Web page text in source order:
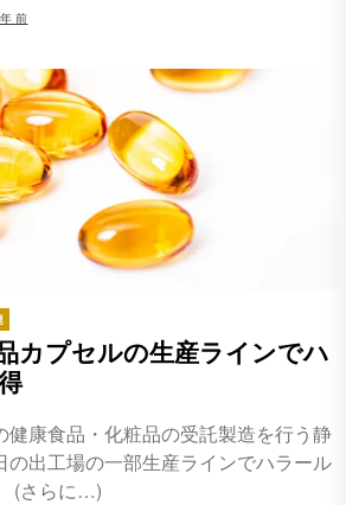
前
カプセルの生産ラインでハ
健康食品・化粧品の受託製造を行う静
の出工場の一部生産ラインでハラール
(さらに…)